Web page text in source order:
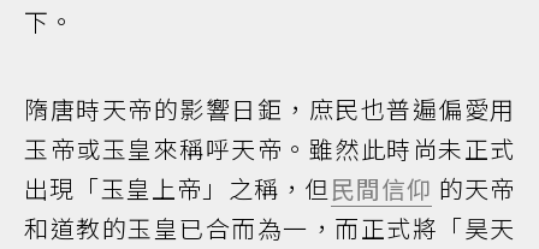
下。
隋唐時天帝的影響日鉅，庶民也普遍偏愛用
玉帝或玉皇來稱呼天帝。雖然此時尚未正式
出現「玉皇上帝」之稱，但 民間信仰 的天帝
和道教的玉皇已合而為一，而正式將「昊天